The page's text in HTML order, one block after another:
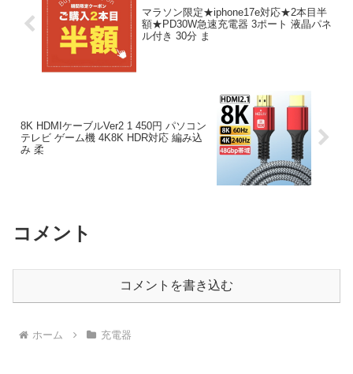
マラソン限定★iphone17e対応★2本目半
額★PD30W急速充電器 3ポート 液晶パネ
ル付き 30分 ま
8K HDMIケーブルVer2 1 450円 パソコン
テレビ ゲーム機 4K8K HDR対応 編み込
み 柔
コメント
コメントを書き込む
ホーム 充電器